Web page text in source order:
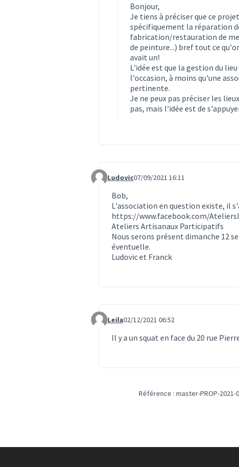
Bonjour,
Je tiens à préciser que ce
spécifiquement la réparation
fabrication/restauration de
de peinture...) bref tout ce
avait un!
L'idée est que la gestion du
l'occasion, à moins qu'une
pertinente.
Je ne peux pas préciser les
pas, mais l'idée est de
Commentaire 1091
Ludovic07/09/2021 16:11
Bob,
L'association en question existe, il
https://www.facebook.com/
Ateliers Artisanaux Participatifs
Nous serons présent dimanche 12
éventuelle.
Ludovic et Franck
Commentaire 1255
Leila02/12/2021 06:52
Il y a un squat en face du 20 rue
Référence : master-PROP-2021-